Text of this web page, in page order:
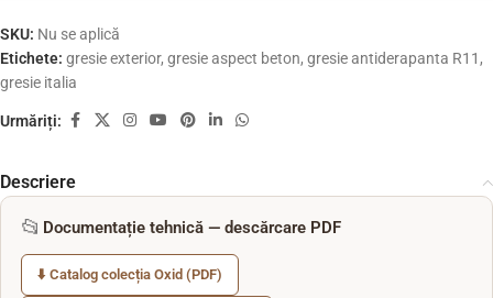
SKU: Nu se aplică
Etichete: gresie exterior, gresie aspect beton, gresie antiderapanta R11 ,
gresie italia
Urmăriți:
Descriere
📂 Documentație tehnică — descărcare PDF
⬇️ Catalog colecția Oxid (PDF)